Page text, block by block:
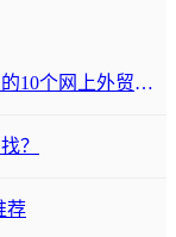
网上外贸购物网站
？
荐